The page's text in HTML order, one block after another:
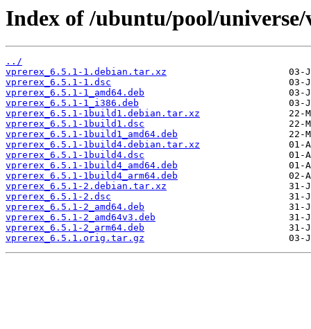
Index of /ubuntu/pool/
../
vprerex_6.5.1-1.debian.tar.xz
vprerex_6.5.1-1.dsc
vprerex_6.5.1-1_amd64.deb
vprerex_6.5.1-1_i386.deb
vprerex_6.5.1-1build1.debian.tar.xz
vprerex_6.5.1-1build1.dsc
vprerex_6.5.1-1build1_amd64.deb
vprerex_6.5.1-1build4.debian.tar.xz
vprerex_6.5.1-1build4.dsc
vprerex_6.5.1-1build4_amd64.deb
vprerex_6.5.1-1build4_arm64.deb
vprerex_6.5.1-2.debian.tar.xz
vprerex_6.5.1-2.dsc
vprerex_6.5.1-2_amd64.deb
vprerex_6.5.1-2_amd64v3.deb
vprerex_6.5.1-2_arm64.deb
vprerex_6.5.1.orig.tar.gz